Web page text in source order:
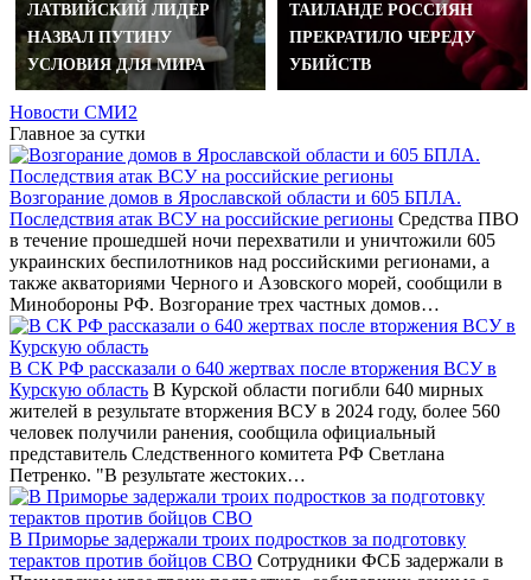
ЛАТВИЙСКИЙ ЛИДЕР
НАЗВАЛ ПУТИНУ
УСЛОВИЯ ДЛЯ МИРА
ТАИЛАНДЕ РОССИЯН
ПРЕКРАТИЛО ЧЕРЕДУ
УБИЙСТВ
Новости СМИ2
Главное за сутки
Возгорание домов в Ярославской области и 605 БПЛА.
Последствия атак ВСУ на российские регионы Средства ПВО
в течение прошедшей ночи перехватили и уничтожили 605
украинских беспилотников над российскими регионами, а
также акваториями Черного и Азовского морей, сообщили в
Минобороны РФ. Возгорание трех частных домов…
В СК РФ рассказали о 640 жертвах после вторжения ВСУ в
Курскую область В Курской области погибли 640 мирных
жителей в результате вторжения ВСУ в 2024 году, более 560
человек получили ранения, сообщила официальный
представитель Следственного комитета РФ Светлана
Петренко. "В результате жестоких…
В Приморье задержали троих подростков за подготовку
терактов против бойцов СВО Сотрудники ФСБ задержали в